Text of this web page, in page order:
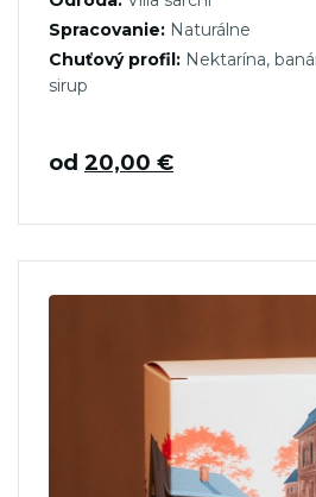
Spracovanie: Naturálne
Chuťový profil: Nektarína,
sirup
od 20,00 €